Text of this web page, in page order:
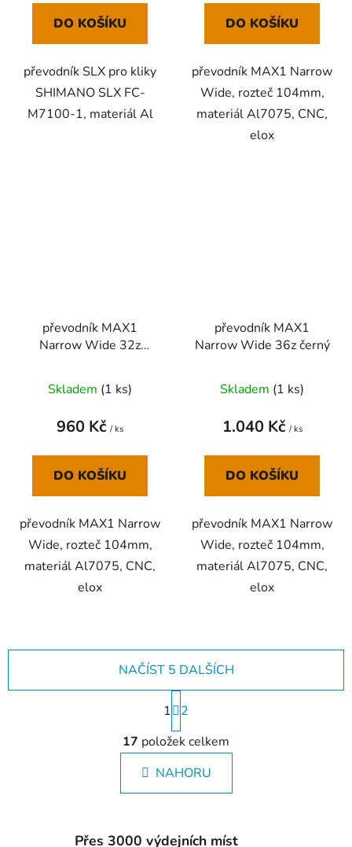
DO KOŠÍKU
převodník SLX pro kliky
SHIMANO SLX FC-
M7100-1, materiál Al
DO KOŠÍKU
převodník MAX1 Narrow
Wide, rozteč 104mm,
materiál Al7075, CNC,
elox
převodník MAX1
Narrow Wide 32z
Skladem (1 ks)
960 Kč / ks
DO KOŠÍKU
převodník MAX1 Narrow
Wide, rozteč 104mm,
materiál Al7075, CNC,
elox
převodník MAX1
Narrow Wide 36z černý
Skladem (1 ks)
1.040 Kč / ks
DO KOŠÍKU
převodník MAX1 Narrow
Wide, rozteč 104mm,
materiál Al7075, CNC,
elox
O
v
l
á
d
c
NAČÍST 5 DALŠÍCH
S
t
r
á
n
k
n
1
2
17 položek celkem
NAHORU
Přes 3000 výdejních míst